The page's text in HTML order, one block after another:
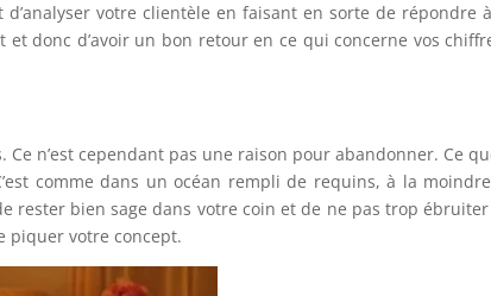
votre clientèle en faisant en sorte de répondre
donc d’avoir un bon retour en ce qui concerne vos
n’est cependant pas une raison pour abandonner. Ce
comme dans un océan rempli de requins, à la
rester bien sage dans votre coin et de ne pas trop
piquer votre concept.